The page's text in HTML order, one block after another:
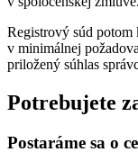
Registrový súd potom
v minimálnej
priložený súhlas
Potrebujete
Postaráme sa o